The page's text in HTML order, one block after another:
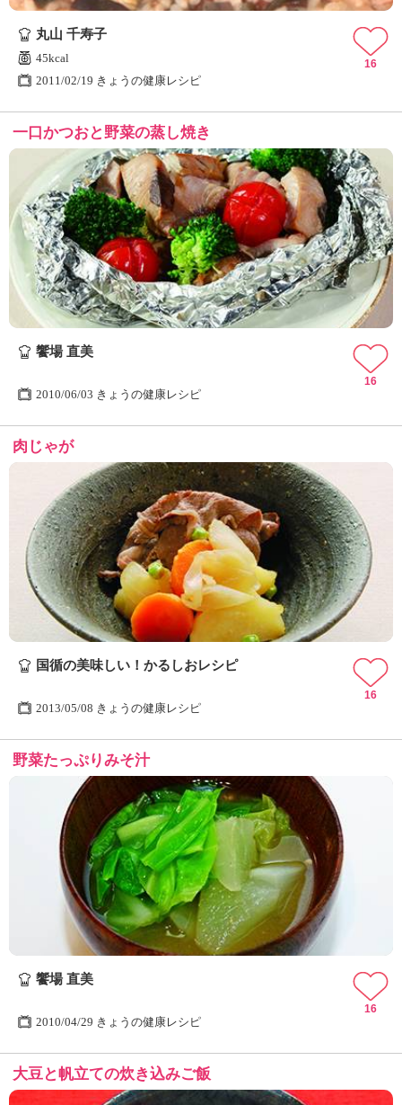
丸山 千寿子
45kcal
2011/02/19 きょうの健康レシピ
16
一口かつおと野菜の蒸し焼き
饗場 直美
2010/06/03 きょうの健康レシピ
16
肉じゃが
国循の美味しい！かるしおレシピ
2013/05/08 きょうの健康レシピ
16
野菜たっぷりみそ汁
饗場 直美
2010/04/29 きょうの健康レシピ
16
大豆と帆立ての炊き込みご飯